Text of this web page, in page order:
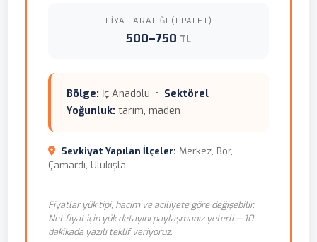
FIYAT ARALIĞI (1 PALET)
500–750 TL
Bölge: İç Anadolu • Sektörel
Yoğunluk: tarım, maden
Sevkiyat Yapılan İlçeler: Merkez, Bor,
Çamardı, Ulukışla
Fiyatlar yük tipi, hacim ve aciliyete göre değişebilir.
Net fiyat için yük detayını paylaşmanız yeterli — 10
dakikada yazılı teklif veriyoruz.